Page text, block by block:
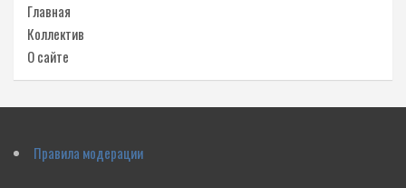
Главная
Коллектив
О сайте
Правила модерации